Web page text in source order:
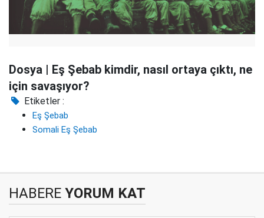
Dosya | Eş Şebab kimdir, nasıl ortaya çıktı, ne
için savaşıyor?
Etiketler :
Eş Şebab
Somali Eş Şebab
HABERE YORUM KAT